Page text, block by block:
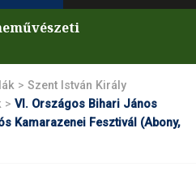
> Szent István Király
> VI. Országos Bihari János
Kamarazenei Fesztivál (Abony,